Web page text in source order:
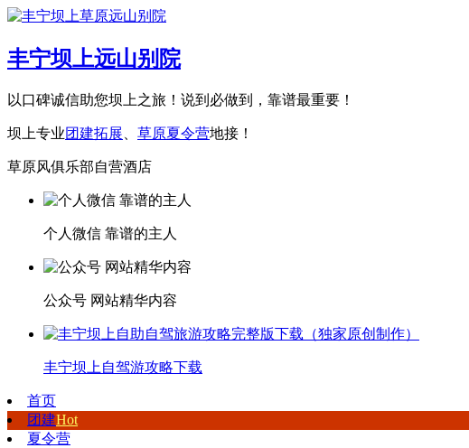
丰宁坝上远山别院
以口碑诚信助您坝上之旅！说到必做到，靠谱最重要！
坝上专业团建拓展 草原夏令营地接！
草原风俱乐部自营酒店
个人微信 靠谱的主人
公众号 网站精华内容
丰宁坝上自驾游攻略下载
首页
团建Hot
夏令营